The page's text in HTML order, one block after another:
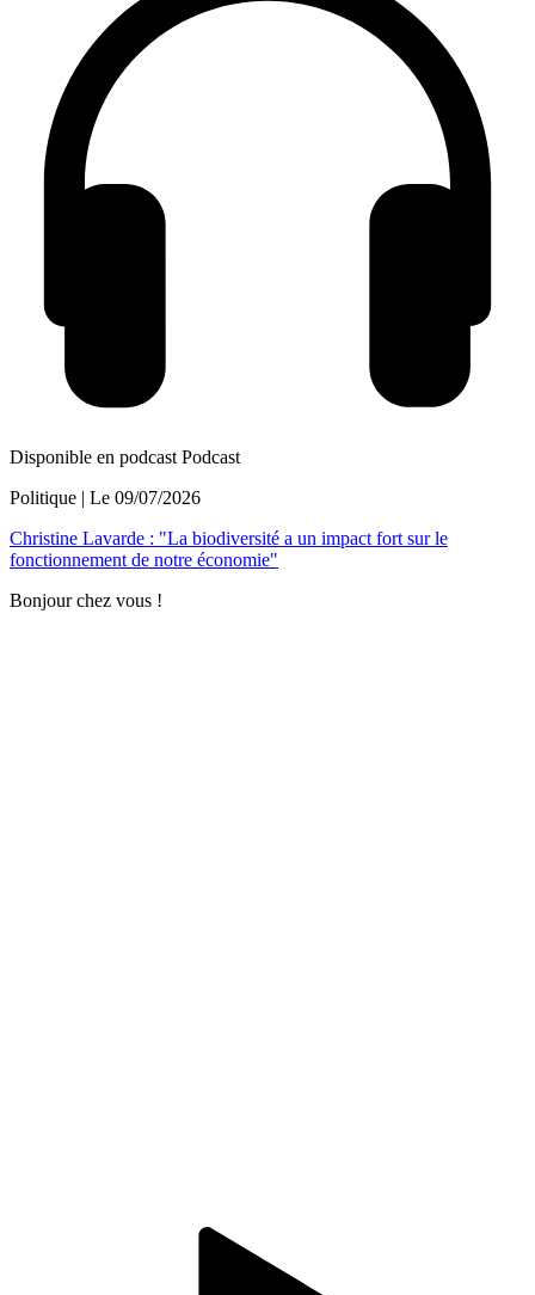
Disponible en podcast Podcast
Politique | Le 09/07/2026
Christine Lavarde : "La biodiversité a un impact fort sur le
fonctionnement de notre économie"
Bonjour chez vous !